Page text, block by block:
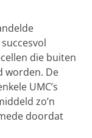
die buiten
worden. De
UMC’s
zo’n
doordat